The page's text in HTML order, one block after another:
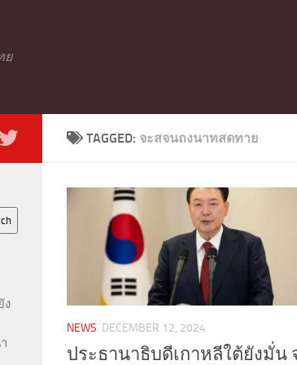
ย
TAGGED: จะสจนถงนาทสดทาย
NEWS DECEMBER 12, 2024
ประธานาธิบดีเกาหลีใต้ยังมั่น
ง